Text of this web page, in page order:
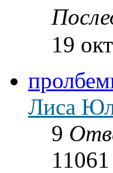
19
Лиса
9
11061